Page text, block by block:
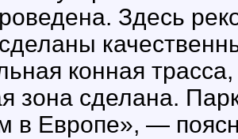
Здесь
конная
зона сделана.
в Европе», —